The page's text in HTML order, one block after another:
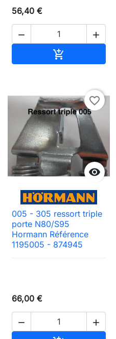
56,40 €
 


favorite_border
005 - 305 ressort triple
porte N80/S95
Hormann Référence
1195005 - 874945
66,00 €
 